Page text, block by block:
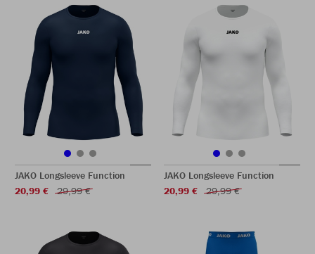
JAKO Longsleeve Function
20,99 €
29,99 €
JAKO Longsleeve Function
20,99 €
29,99 €